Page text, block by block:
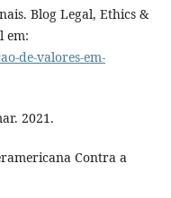
Blog Legal, Ethics &
em:
de-valores-em-
2021.
Contra a